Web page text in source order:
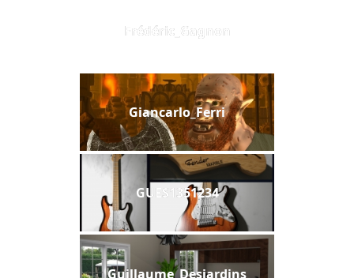
Frédéric_Gagnon
Giancarlo_Ferri
GUES1351234
Guillaume_Desjardins